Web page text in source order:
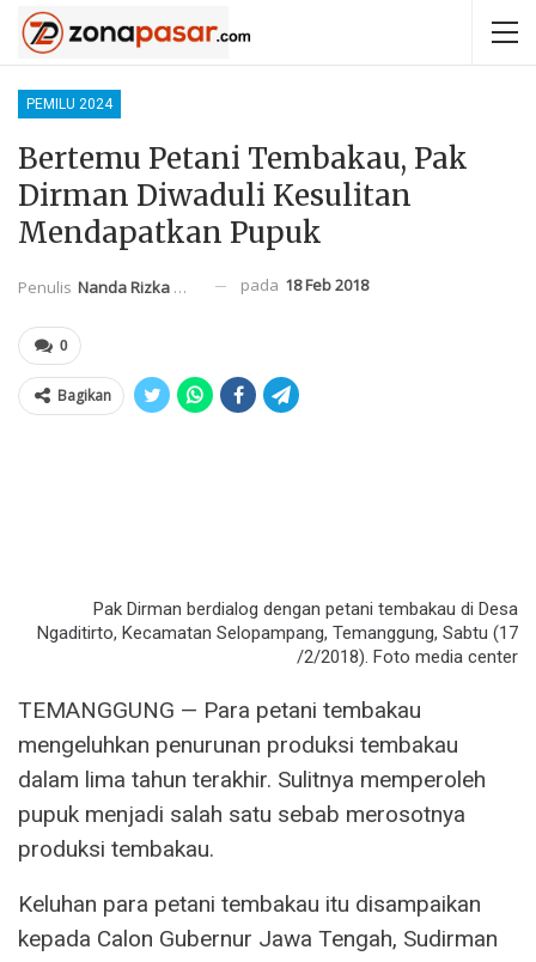
PEMILU 2024
Bertemu Petani Tembakau, Pak
Dirman Diwaduli Kesulitan
Mendapatkan Pupuk
Penulis Nanda Rizka Mahendra pada 18 Feb 2018
0
Bagikan
Pak Dirman berdialog dengan petani tembakau di Desa
Ngaditirto, Kecamatan Selopampang, Temanggung, Sabtu (17
/2/2018). Foto media center
TEMANGGUNG — Para petani tembakau
mengeluhkan penurunan produksi tembakau
dalam lima tahun terakhir. Sulitnya memperoleh
pupuk menjadi salah satu sebab merosotnya
produksi tembakau.
Keluhan para petani tembakau itu disampaikan
kepada Calon Gubernur Jawa Tengah, Sudirman